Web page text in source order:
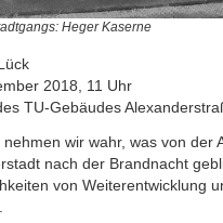
Heger Kaserne
2018, 11 Uhr
TU-Gebäudes
wir wahr, was von der
nach der Brandnacht
von Weiterentwicklung